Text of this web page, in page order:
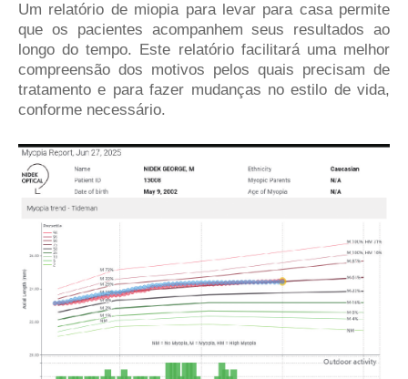
Um relatório de miopia para levar para casa permite
que os pacientes acompanhem seus resultados ao
longo do tempo. Este relatório facilitará uma melhor
compreensão dos motivos pelos quais precisam de
tratamento e para fazer mudanças no estilo de vida,
conforme necessário.